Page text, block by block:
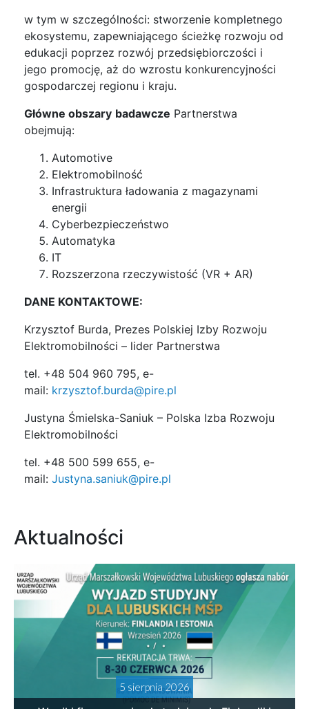
w tym w szczególności: stworzenie kompletnego
ekosystemu, zapewniającego ścieżkę rozwoju od
edukacji poprzez rozwój przedsiębiorczości i
jego promocję, aż do wzrostu konkurencyjności
gospodarczej regionu i kraju.
Główne obszary badawcze Partnerstwa
obejmują:
Automotive
Elektromobilność
Infrastruktura ładowania z magazynami
energii
Cyberbezpieczeństwo
Automatyka
IT
Rozszerzona rzeczywistość (VR + AR)
DANE KONTAKTOWE:
Krzysztof Burda, Prezes Polskiej Izby Rozwoju
Elektromobilności – lider Partnerstwa
tel. +48 504 960 795, e-
mail: krzysztof.burda@pire.pl
Justyna Śmielska-Saniuk – Polska Izba Rozwoju
Elektromobilności
tel. +48 500 599 655, e-
mail: Justyna.saniuk@pire.pl
Aktualności
5 sierpnia 2026